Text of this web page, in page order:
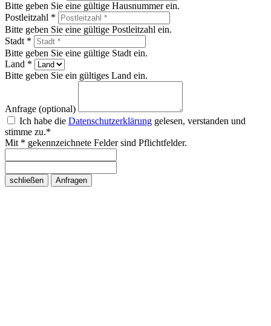
Bitte geben Sie eine gültige Hausnummer ein.
Postleitzahl *
Bitte geben Sie eine gültige Postleitzahl ein.
Stadt *
Bitte geben Sie eine gültige Stadt ein.
Land *
Bitte geben Sie ein gültiges Land ein.
Anfrage (optional)
Ich habe die Datenschutzerklärung gelesen, verstanden und
stimme zu.*
Mit * gekennzeichnete Felder sind Pflichtfelder.
schließen Anfragen